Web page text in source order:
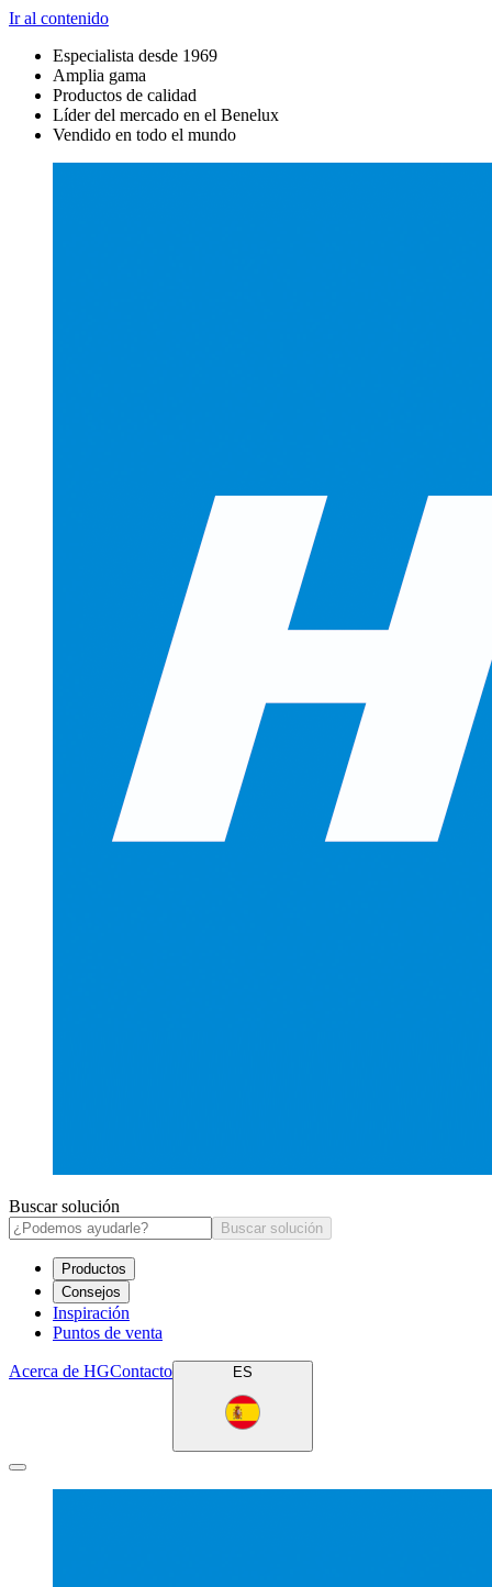
Ir al contenido
Especialista desde 1969
Amplia gama
Productos de calidad
Líder del mercado en el Benelux
Vendido en todo el mundo
Buscar solución
Buscar solución
Productos
Consejos
Inspiración
Puntos de venta
Acerca de HGContacto ES